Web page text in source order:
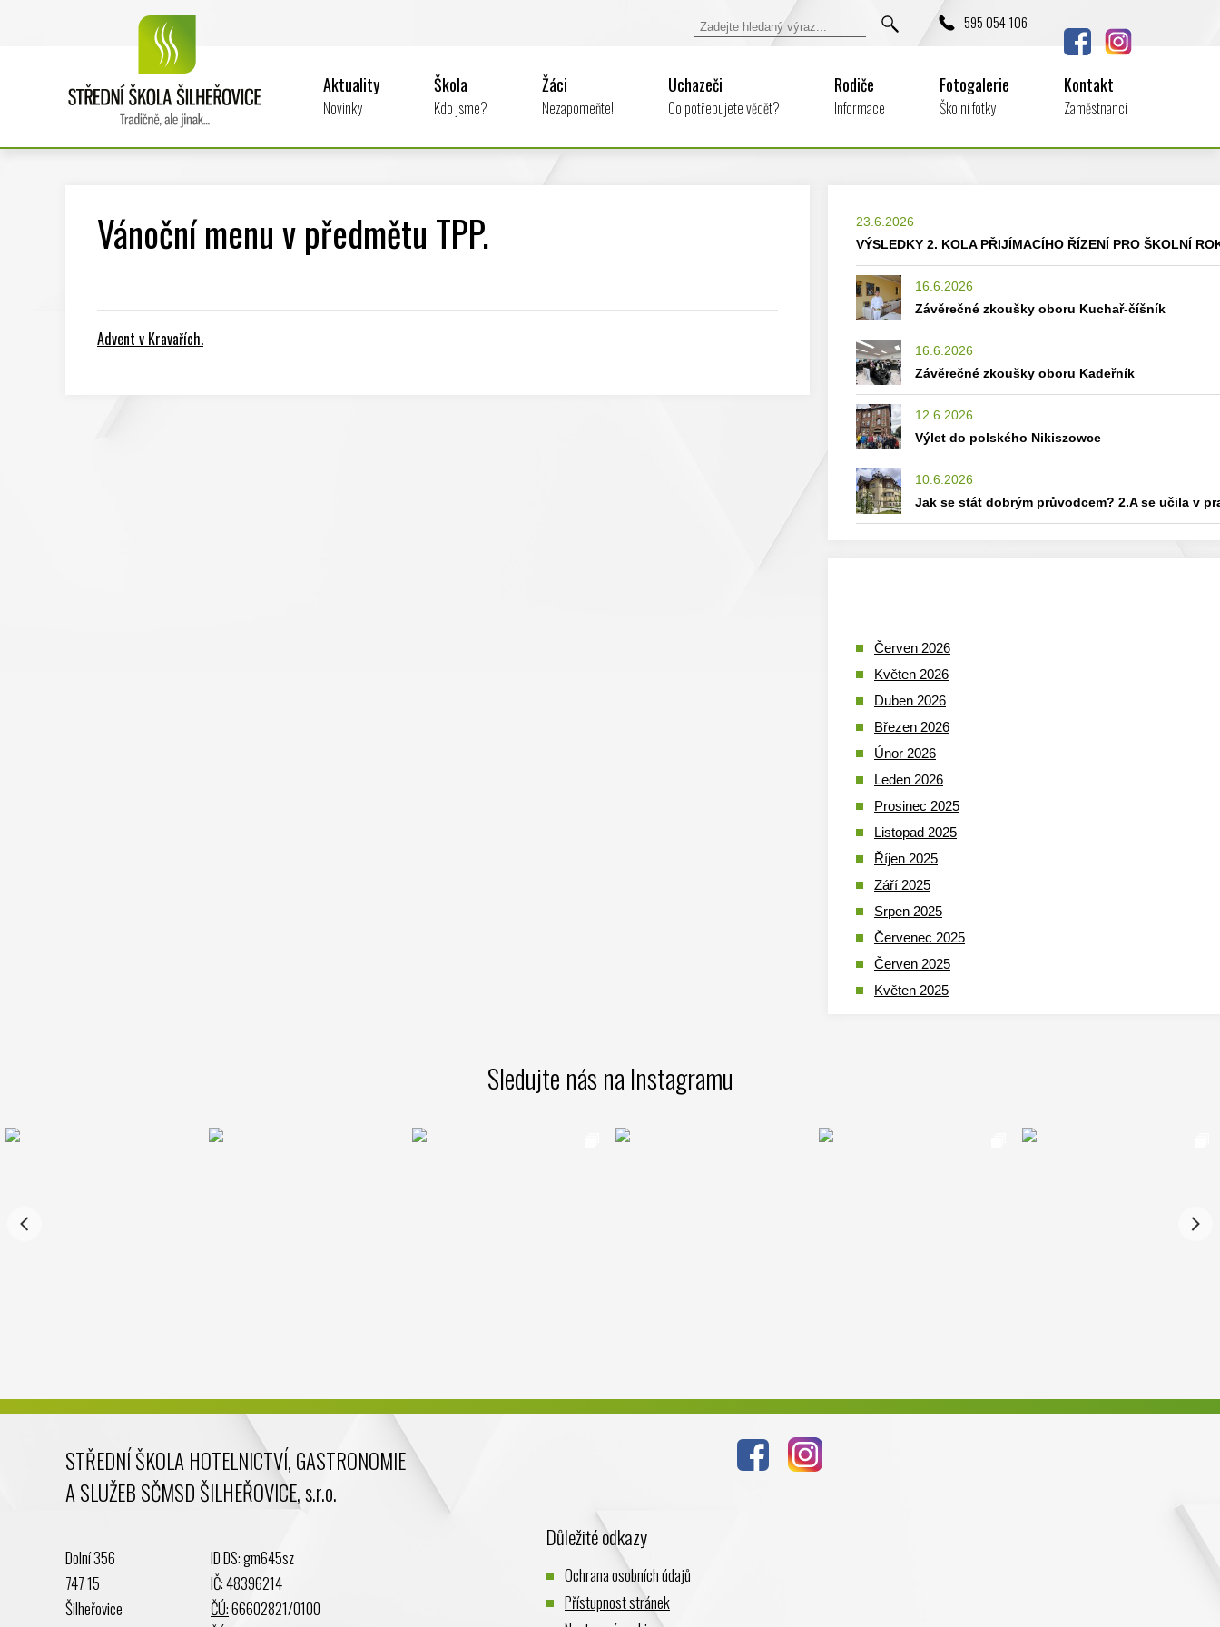
595 054 106
Aktuality
Novinky
Škola
Kdo jsme?
Žáci
Nezapomeňte!
Uchazeči
Co potřebujete vědět?
Rodiče
Informace
Fotogalerie
Školní fotky
Kontakt
Zaměstnanci
Vánoční menu v předmětu TPP.
Advent v Kravařích.
23.6.2026
VÝSLEDKY 2. KOLA PŘIJÍMACÍHO ŘÍZENÍ PRO ŠKOLNÍ
16.6.2026
Závěrečné zkoušky oboru Kuchař-číšník
16.6.2026
Závěrečné zkoušky oboru Kadeřník
12.6.2026
Výlet do polského Nikiszowce
10.6.2026
Jak se stát dobrým průvodcem? 2.A se učila v
Červen 2026
Květen 2026
Duben 2026
Březen 2026
Únor 2026
Leden 2026
Prosinec 2025
Listopad 2025
Říjen 2025
Září 2025
Srpen 2025
Červenec 2025
Červen 2025
Květen 2025
Prosinec 2023
Sledujte nás na Instagramu
STŘEDNÍ ŠKOLA HOTELNICTVÍ, GASTRONOMIE
A SLUŽEB SČMSD ŠILHEŘOVICE, s.r.o.
Dolní 356
747 15
Šilheřovice
ID DS: gm645sz
IČ: 48396214
ČÚ:66602821/0100
Důležité odkazy
Ochrana osobních údajů
Přístupnost stránek